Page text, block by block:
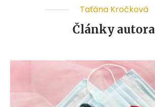
Taťána Kročková
Články autora